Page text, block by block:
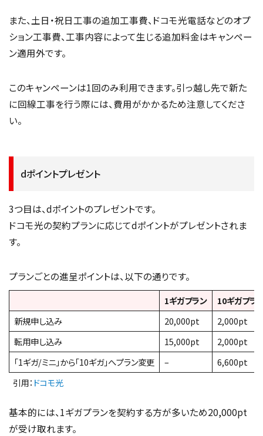
また、土日・祝日工事の追加工事費、ドコモ光電話などのオプ
ション工事費、工事内容によって生じる追加料金はキャンペー
ン適用外です。
このキャンペーンは1回のみ利用できます。引っ越し先で新た
に回線工事を行う際には、費用がかかるため注意してくださ
い。
dポイントプレゼント
3つ目は、dポイントのプレゼントです。
ドコモ光の契約プランに応じてdポイントがプレゼントされま
す。
プランごとの進呈ポイントは、以下の通りです。
1ギガプラン
10ギガプラ
新規申し込み
20,000pt
2,000pt
転用申し込み
15,000pt
2,000pt
「1ギガ/ミニ」から「10ギガ」へプラン変更
– 6,600pt
引用： ドコモ光
基本的には、1ギガプランを契約する方が多いため20,000pt
が受け取れます。